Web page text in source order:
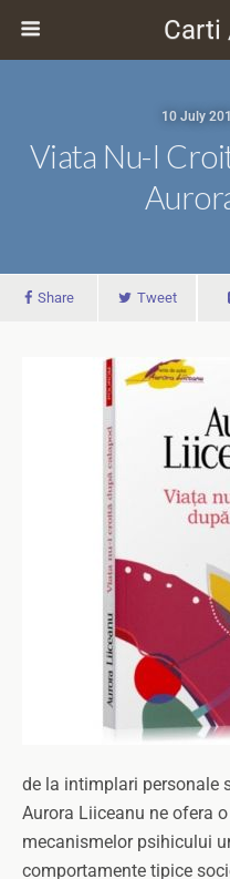
Carti
10 July
Viata Nu-I
Share Tweet
de la intimplari personale
Aurora Liiceanu ne ofera
mecanismelor psihicului
comportamente tipice